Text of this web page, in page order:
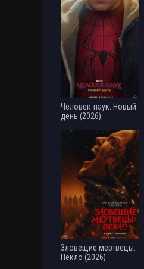
Человек-паук: Новый
день (2026)
Зловещие мертвецы:
Пекло (2026)